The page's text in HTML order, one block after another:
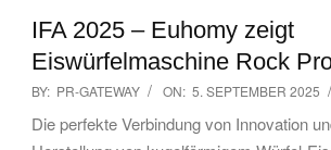
IFA 2025 – Euhomy zeigt
Eiswürfelmaschine Rock
2025-
09-
05
BY: PR-GATEWAY ON: 5. SEPTEMBER 2025
Die perfekte Verbindung von Innovation